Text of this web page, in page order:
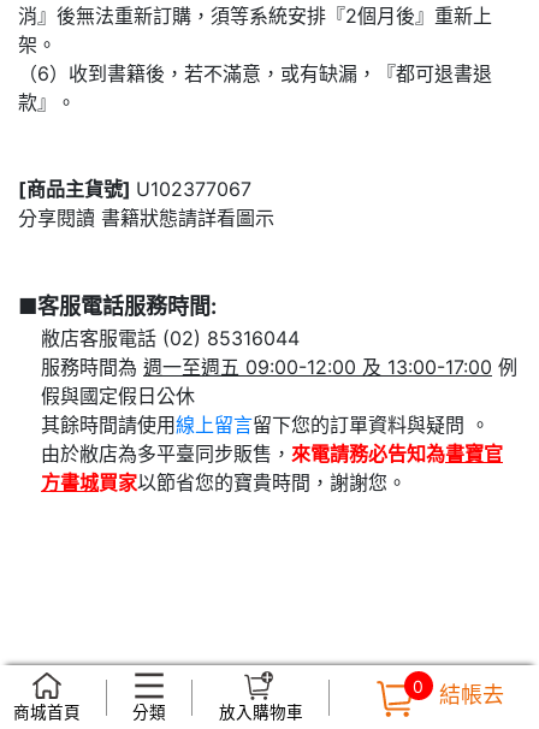
消』後無法重新訂購，須等系統安排『2個月後』重新上
架。
（6）收到書籍後，若不滿意，或有缺漏，『都可退書退
款』。
[商品主貨號] U102377067
分享閱讀 書籍狀態請詳看圖示
■客服電話服務時間:
敝店客服電話 (02) 85316044
服務時間為 週一至週五 09:00-12:00 及 13:00-17:00 例
假與國定假日公休
其餘時間請使用線上留言
留下您的訂單資料與疑問 。
由於敝店為多平臺同步販售， 來電請務必告知為書寶官
方書城買家以節省您的寶貴時間，謝謝您。
商城首頁 分類 放入購物車
0 結帳去